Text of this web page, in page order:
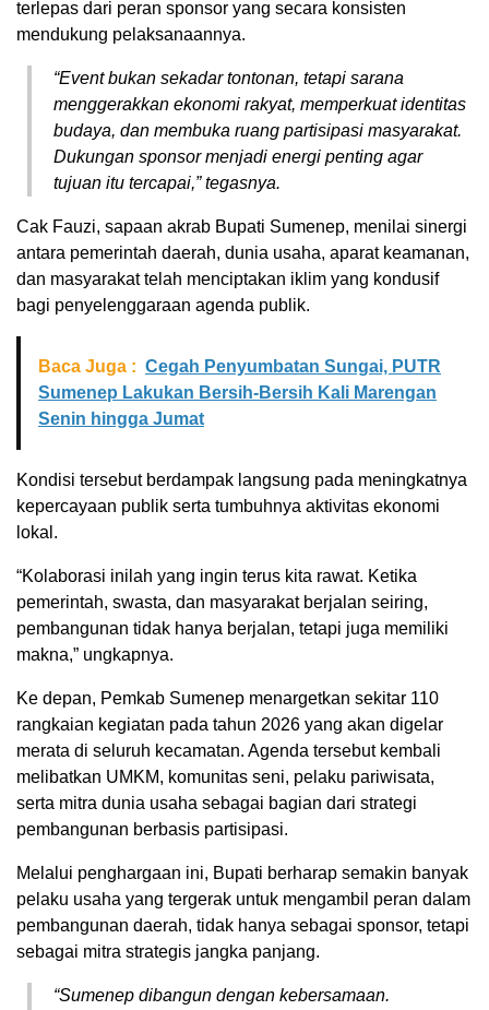
terlepas dari peran sponsor yang secara konsisten
mendukung pelaksanaannya.
“Event bukan sekadar tontonan, tetapi sarana
menggerakkan ekonomi rakyat, memperkuat identitas
budaya, dan membuka ruang partisipasi masyarakat.
Dukungan sponsor menjadi energi penting agar
tujuan itu tercapai,” tegasnya.
Cak Fauzi, sapaan akrab Bupati Sumenep, menilai sinergi
antara pemerintah daerah, dunia usaha, aparat keamanan,
dan masyarakat telah menciptakan iklim yang kondusif
bagi penyelenggaraan agenda publik.
Baca Juga : Cegah Penyumbatan Sungai, PUTR
Sumenep Lakukan Bersih-Bersih Kali Marengan
Senin hingga Jumat
Kondisi tersebut berdampak langsung pada meningkatnya
kepercayaan publik serta tumbuhnya aktivitas ekonomi
lokal.
“Kolaborasi inilah yang ingin terus kita rawat. Ketika
pemerintah, swasta, dan masyarakat berjalan seiring,
pembangunan tidak hanya berjalan, tetapi juga memiliki
makna,” ungkapnya.
Ke depan, Pemkab Sumenep menargetkan sekitar 110
rangkaian kegiatan pada tahun 2026 yang akan digelar
merata di seluruh kecamatan. Agenda tersebut kembali
melibatkan UMKM, komunitas seni, pelaku pariwisata,
serta mitra dunia usaha sebagai bagian dari strategi
pembangunan berbasis partisipasi.
Melalui penghargaan ini, Bupati berharap semakin banyak
pelaku usaha yang tergerak untuk mengambil peran dalam
pembangunan daerah, tidak hanya sebagai sponsor, tetapi
sebagai mitra strategis jangka panjang.
“Sumenep dibangun dengan kebersamaan.